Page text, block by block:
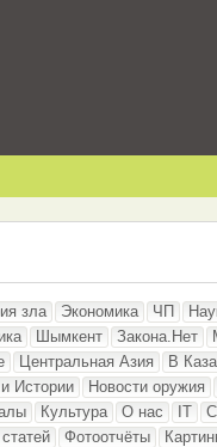
зла Экономика ЧП
Шымкент Закона.Нет
Центральная Азия В
Истории
Новости оружия
Культура О нас IT
Фотоотчёты